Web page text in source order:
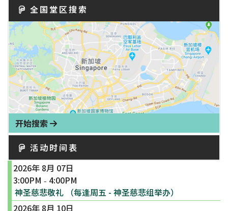
全国堂区搜索
开始搜索
活动时间表
2026年 8月 07日
3:00PM - 4:00PM
神圣慈悲敬礼 （每逢周五 - 神圣慈悲组举办）
2026年 8月 10日